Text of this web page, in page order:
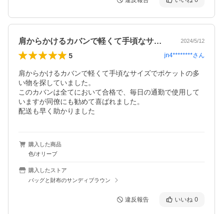
肩からかけるカバンで軽くて手頃なサイズ… 2024/5/12
5 jn4********さん
肩からかけるカバンで軽くて手頃なサイズでポケットの多
い物を探していました。
このカバンは全てにおいて合格で、毎日の通勤で使用して
いますが同僚にも勧めて喜ばれました。
配送も早く助かりました
購入した商品
色/オリーブ
購入したストア
バッグと財布のサンディブラウン
違反報告 いいね 0